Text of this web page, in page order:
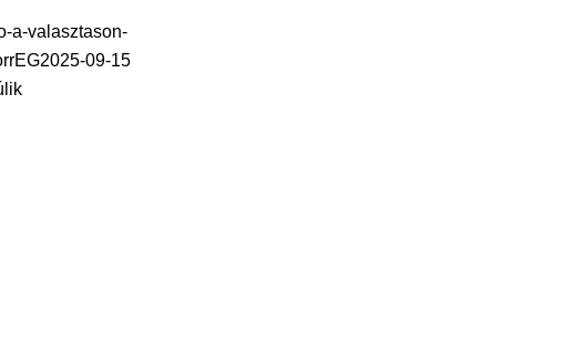
a-valasztason-
2025-09-15